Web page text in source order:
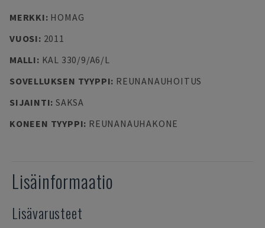
MERKKI: HOMAG
VUOSI: 2011
MALLI: KAL 330/9/A6/L
SOVELLUKSEN TYYPPI: REUNANAUHOITUS
SIJAINTI: SAKSA
KONEEN TYYPPI: REUNANAUHAKONE
Lisäinformaatio
Lisävarusteet